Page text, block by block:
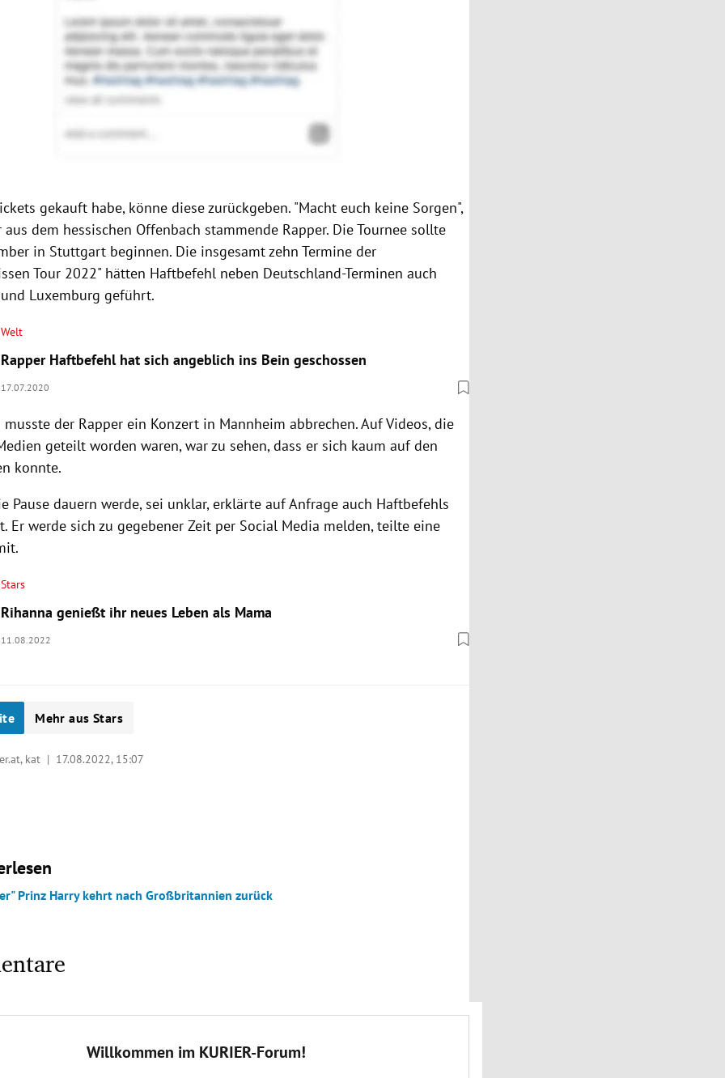
gekauft habe, könne diese zurückgeben. "Macht euch keine Sorgen",
aus dem hessischen Offenbach stammende Rapper. Die Tournee sollte
in Stuttgart beginnen. Die insgesamt zehn Termine der
Tour 2022" hätten Haftbefehl neben Deutschland-Terminen auch
Luxemburg geführt.
Welt
Rapper Haftbefehl hat sich angeblich ins Bein geschossen
17.07.2020
der Rapper ein Konzert in Mannheim abbrechen. Auf Videos, die
geteilt worden waren, war zu sehen, dass er sich kaum auf den
konnte.
Pause dauern werde, sei unklar, erklärte auf Anfrage auch Haftbefehls
Er werde sich zu gegebener Zeit per Social Media melden, teilte eine
Stars
Rihanna genießt ihr neues Leben als Mama
11.08.2022
Mehr aus Stars
kat | 17.08.2022, 15:07
Prinz Harry kehrt nach Großbritannien zurück